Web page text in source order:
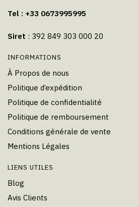
Tel : +33 0673995995
Siret : 392 849 303 000 20
INFORMATIONS
À Propos de nous
Politique d’expédition
Politique de confidentialité
Politique de remboursement
Conditions générale de vente
Mentions Légales
LIENS UTILES
Blog
Avis Clients